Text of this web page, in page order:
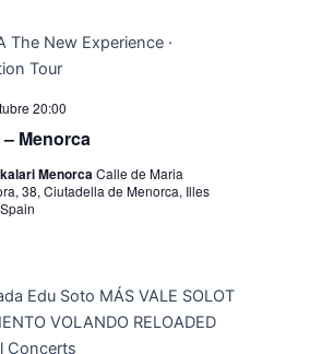
Menorca
20:00
MenorcaCalle de Maria
38, Ciutadella de Menorca, Illes